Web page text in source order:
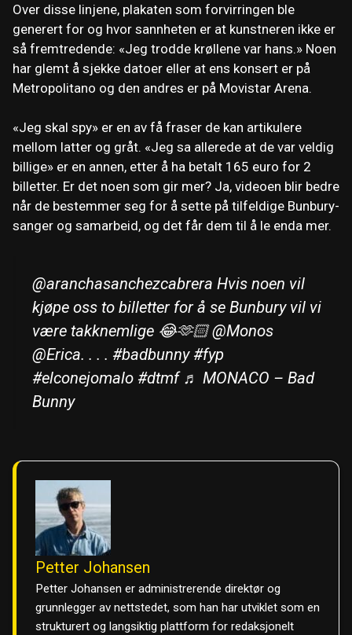
Over disse linjene, plakaten som forvirringen ble
generert for og hvor sannheten er at kunstneren ikke er
så fremtredende: «Jeg trodde krøllene var hans.» Noen
har glemt å sjekke datoer eller at ens konsert er på
Metropolitano og den andres er på Movistar Arena.
«Jeg skal spy» er en av få fraser de kan artikulere
mellom latter og gråt. «Jeg sa allerede at de var veldig
billige» er en annen, etter å ha betalt 165 euro for 2
billetter. Er det noen som gir mer? Ja, videoen blir bedre
når de bestemmer seg for å sette på tilfeldige Bunbury-
sanger og samarbeid, og det får dem til å le enda mer.
@aranchasanchezcabrera Hvis noen vil
kjøpe oss to billetter for å se Bunbury vil vi
være takknemlige 😂🫶🏻 @Monos
@Erica. . . . #badbunny #fyp
#elconejomalo #dtmf ♬ MONACO – Bad
Bunny
Petter Johansen
Petter Johansen er administrerende direktør og
grunnlegger av nettstedet, som han har utviklet som en
strukturert og langsiktig plattform for redaksjonelt